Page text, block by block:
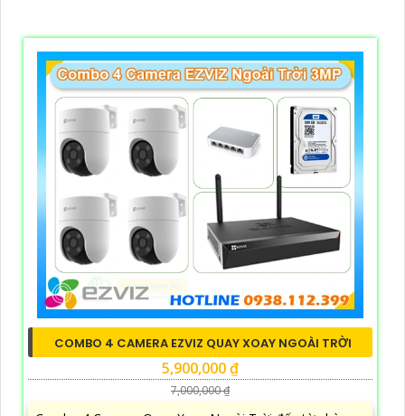
COMBO 4 CAMERA EZVIZ QUAY XOAY NGOÀI TRỜI
5,900,000 ₫
7,000,000 ₫